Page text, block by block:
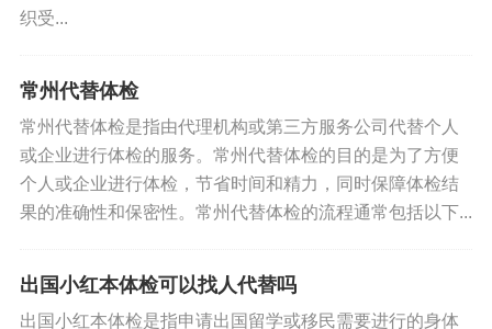
织受...
常州代替体检
常州代替体检是指由代理机构或第三方服务公司代替个人
或企业进行体检的服务。常州代替体检的目的是为了方便
个人或企业进行体检，节省时间和精力，同时保障体检结
果的准确性和保密性。常州代替体检的流程通常包括以下...
出国小红本体检可以找人代替吗
出国小红本体检是指申请出国留学或移民需要进行的身体